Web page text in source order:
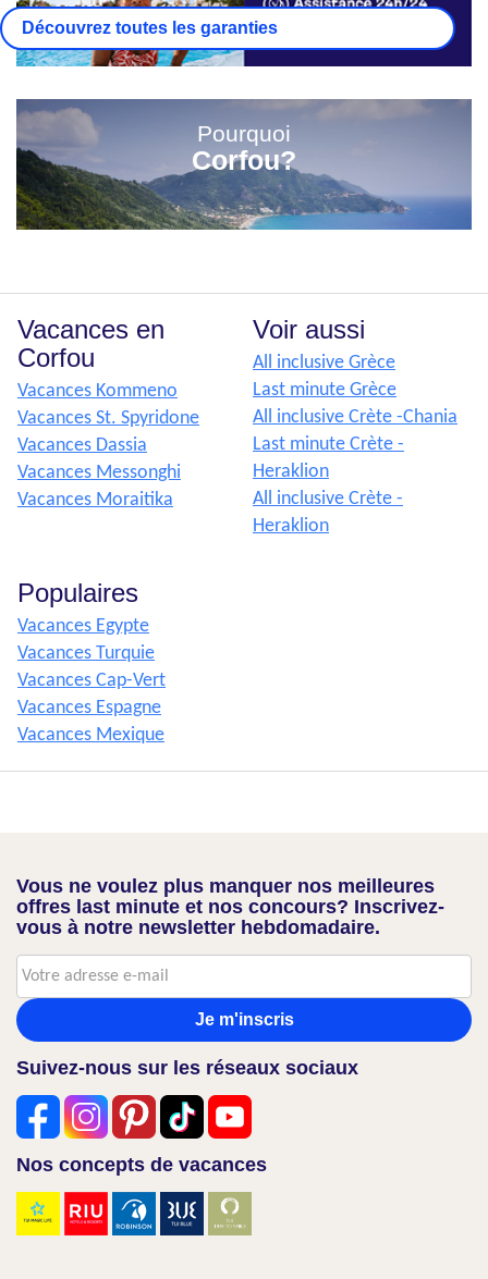
Découvrez toutes les garanties
Pourquoi
Corfou?
Vacances en
Corfou
Vacances Kommeno
Vacances St. Spyridone
Vacances Dassia
Vacances Messonghi
Vacances Moraitika
Voir aussi
All inclusive Grèce
Last minute Grèce
All inclusive Crète -Chania
Last minute Crète -
Heraklion
All inclusive Crète -
Heraklion
Populaires
Vacances Egypte
Vacances Turquie
Vacances Cap-Vert
Vacances Espagne
Vacances Mexique
Vous ne voulez plus manquer nos meilleures
offres last minute et nos concours? Inscrivez-
vous à notre newsletter hebdomadaire.
Je m'inscris
Suivez-nous sur les réseaux sociaux
Nos concepts de vacances